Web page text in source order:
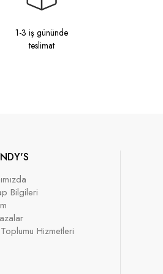
1-3 iş gününde
teslimat
Bilgileri
Hizmetleri